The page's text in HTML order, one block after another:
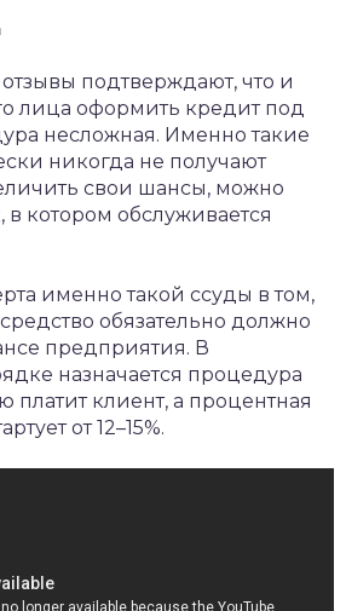
подтверждают, что и
лица оформить кредит под
несложная. Именно такие
никогда не получают
свои шансы, можно
в котором обслуживается
именно такой ссуды в том,
обязательно должно
предприятия. В
назначается процедура
платит клиент, а процентная
от 12–15%.